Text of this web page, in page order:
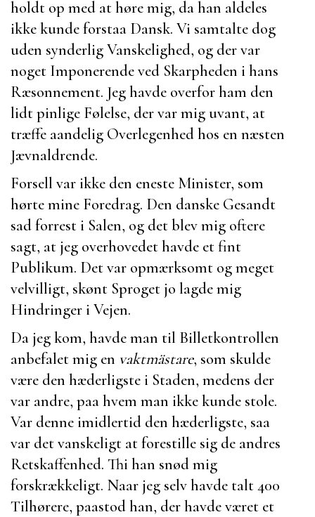
holdt op med at høre mig, da han aldeles
ikke kunde forstaa Dansk. Vi samtalte dog
uden synderlig Vanskelighed, og der var
noget Imponerende ved Skarpheden i hans
Ræsonnement. Jeg havde overfor ham den
lidt pinlige Følelse, der var mig uvant, at
træffe aandelig Overlegenhed hos en næsten
Jævnaldrende.
Forsell var ikke den eneste Minister, som
hørte mine Foredrag. Den danske Gesandt
sad forrest i Salen, og det blev mig oftere
sagt, at jeg overhovedet havde et fint
Publikum. Det var opmærksomt og meget
velvilligt, skønt Sproget jo lagde mig
Hindringer i Vejen.
Da jeg kom, havde man til Billetkontrollen
anbefalet mig en vaktmästare, som skulde
være den hæderligste i Staden, medens der
var andre, paa hvem man ikke kunde stole.
Var denne imidlertid den hæderligste, saa
var det vanskeligt at forestille sig de andres
Retskaffenhed. Thi han snød mig
forskrækkeligt. Naar jeg selv havde talt 400
Tilhørere, paastod han, der havde været et